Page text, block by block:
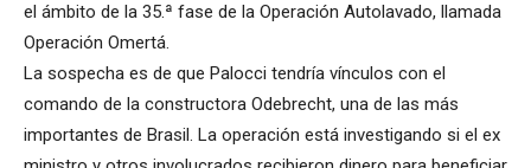
el ámbito de la 35.ª fase de la Operación Autolavado, llamada
Operación Omertá.
La sospecha es de que Palocci tendría vínculos con el
comando de la constructora Odebrecht, una de las más
importantes de Brasil. La operación está investigando si el ex